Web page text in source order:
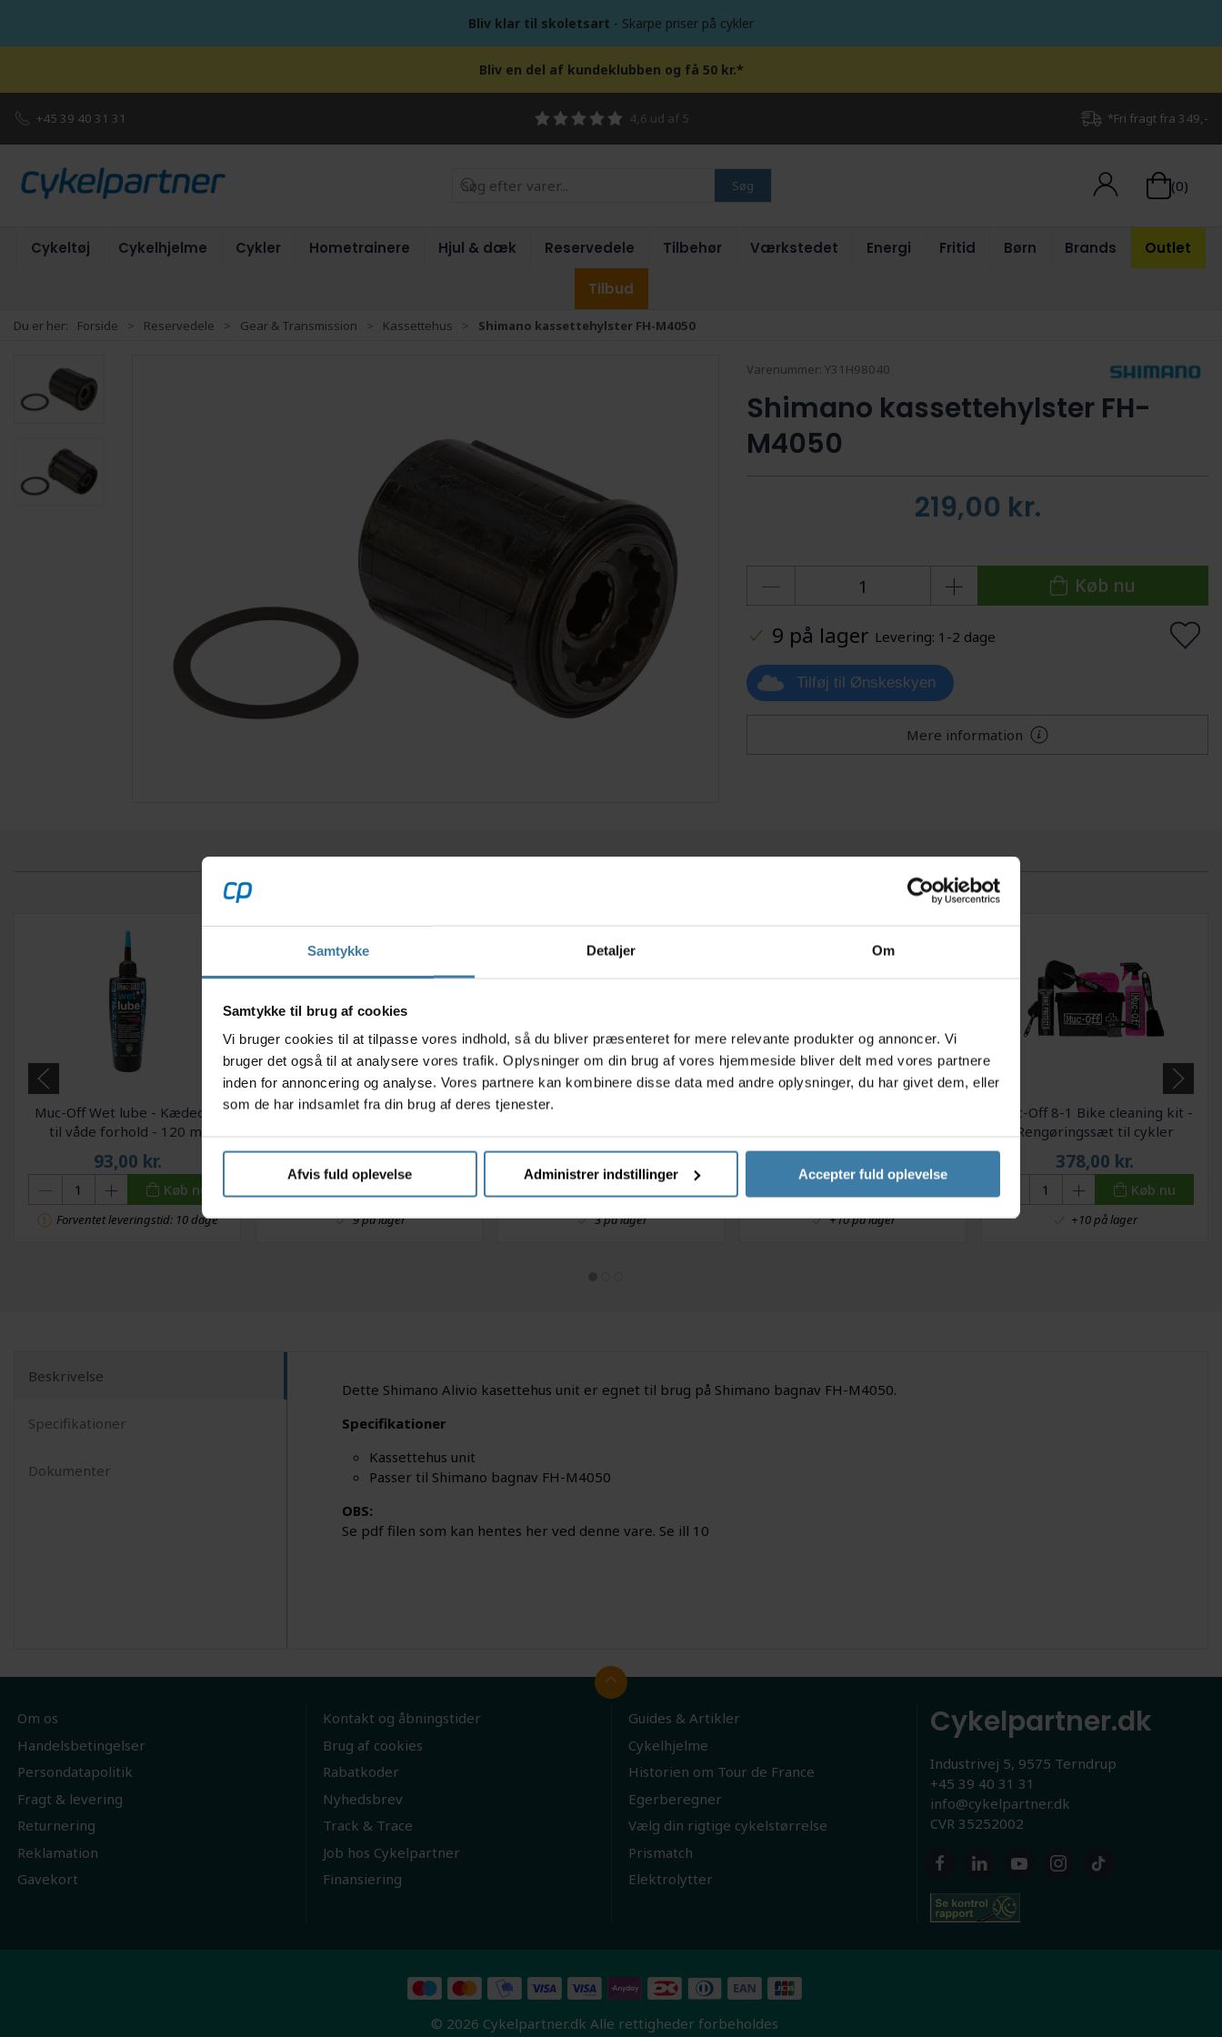
Samtykke Detaljer Om
Samtykke til brug af cookies
Vi bruger cookies til at tilpasse vores indhold, så du bliver præsenteret for mere relevante produkter og annoncer. Vi
bruger det også til at analysere vores trafik. Oplysninger om din brug af vores hjemmeside bliver delt med vores partnere
inden for annoncering og analyse. Vores partnere kan kombinere disse data med andre oplysninger, du har givet dem, eller
som de har indsamlet fra din brug af deres tjenester.
Afvis fuld oplevelse Administrer indstillinger Accepter fuld oplevelse
Bliv klar til skoletsart - Skarpe priser på cykler
Bliv en del af kundeklubben og få 50 kr.*
+45 39 40 31 31 4,6 ud af 5 *Fri fragt fra 349,-
Søg (0)
Cykeltøj Cykelhjelme Cykler Hometrainere Hjul & dæk Reservedele Tilbehør Værkstedet Energi Fritid Børn Brands Outlet
Tilbud
Du er her: Forside Reservedele Gear & Transmission Kassettehus Shimano kassettehylster FH-M4050
Varenummer:Y31H98040
Shimano kassettehylster FH-
M4050
219,00 kr.
Køb nu
9 på lager Levering: 1-2 dage
Tilføj til Ønskeskyen
Mere information
Muc-Off Wet lube - Kædeolie
til våde forhold - 120 ml
93,00 kr.
Køb nu
Forventet leveringstid: 10 dage
Olie Finish Line Value Pack
159,00kr.
9 på lager
Muc-Off Antibacterial
Håndsprit - 120 ml
36,00kr.
3 på lager +10 på lager
Muc-Off 8-1 Bike cleaning kit -
Rengøringssæt til cykler
378,00 kr.
Køb nu
+10 på lager
Beskrivelse
Specifikationer
Dokumenter
Dette Shimano Alivio kasettehus unit er egnet til brug på Shimano bagnav FH-M4050.
Specifikationer
Kassettehus unit
Passer til Shimano bagnav FH-M4050
OBS:
Se pdf filen som kan hentes her ved denne vare. Se ill 10
Om os
Handelsbetingelser
Persondatapolitik
Fragt & levering
Returnering
Reklamation
Gavekort
Kontakt og åbningstider
Brug af cookies
Rabatkoder
Nyhedsbrev
Track & Trace
Job hos Cykelpartner
Finansiering
Guides & Artikler
Cykelhjelme
Historien om Tour de France
Egerberegner
Vælg din rigtige cykelstørrelse
Prismatch
Elektrolytter
Cykelpartner.dk
Industrivej 5, 9575 Terndrup
+45 39 40 31 31
info@cykelpartner.dk
CVR 35252002
© 2026 Cykelpartner.dk Alle rettigheder forbeholdes